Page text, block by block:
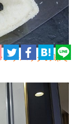
ンチパックの味で